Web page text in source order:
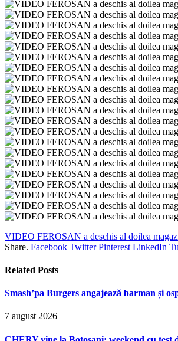
VIDEO FEROSAN a deschis al doilea
Share. Facebook Twitter Pinterest LinkedIn
Related Posts
Smash’pa Burgers angajează barman și
7 august 2026